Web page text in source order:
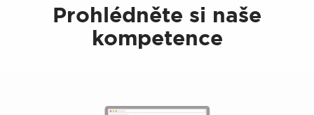
Prohlédněte si naše
kompetence